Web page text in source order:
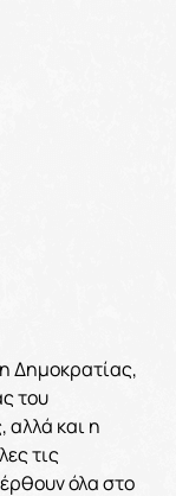
Δημοκρατίας,
του
αλλά και η
τις
όλα στο